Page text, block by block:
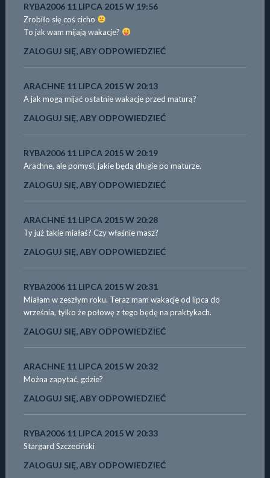
RYBA2006 11 LIPCA 2015 W 19:56
Zrobiło się coś cicho
To jak wam mijają wakacje?
ZALOGUJ SIĘ, ABY ODPOWIEDZIEĆ
ARACHNE 11 LIPCA 2015 W 20:13
A jak mogą mijać ostatnie wakacje przed maturą?
ZALOGUJ SIĘ, ABY ODPOWIEDZIEĆ
RYBA2006 11 LIPCA 2015 W 20:19
Arachne, ale pomyśl, jakie będą długie po maturze.
ZALOGUJ SIĘ, ABY ODPOWIEDZIEĆ
ARACHNE 11 LIPCA 2015 W 20:28
Ty już takie miałaś? Czy właśnie masz?
ZALOGUJ SIĘ, ABY ODPOWIEDZIEĆ
RYBA2006 11 LIPCA 2015 W 20:31
Miałam w zeszłym roku. Teraz mam wakacje od lipca do
września, tylko że połowę z tego będę na praktykach.
ZALOGUJ SIĘ, ABY ODPOWIEDZIEĆ
ARACHNE 11 LIPCA 2015 W 20:32
Można zapytać, gdzie?
ZALOGUJ SIĘ, ABY ODPOWIEDZIEĆ
RYBA2006 11 LIPCA 2015 W 20:33
Stargard Szczeciński
ZALOGUJ SIĘ, ABY ODPOWIEDZIEĆ